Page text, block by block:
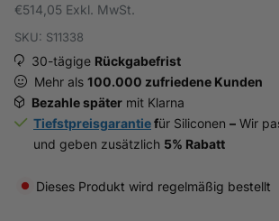
€514,05 Exkl. MwSt.
SKU: S11338
30-tägige Rückgabefrist
Mehr als 100.000 zufriedene Kunden
Bezahle später mit Klarna
Tiefstpreisgarantiefür Siliconen – Wir
und geben zusätzlich 5% Rabatt
Dieses Produkt wird regelmäßig bestellt